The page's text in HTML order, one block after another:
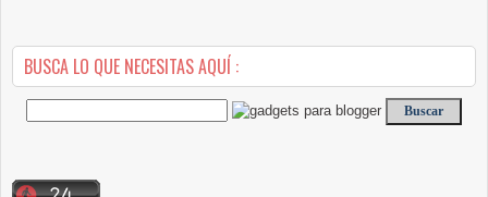
BUSCA LO QUE NECESITAS AQUÍ :